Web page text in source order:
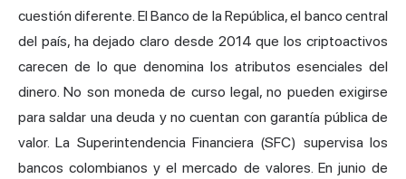
cuestión diferente. El Banco de la República, el banco central
del país, ha dejado claro desde 2014 que los criptoactivos
carecen de lo que denomina los atributos esenciales del
dinero. No son moneda de curso legal, no pueden exigirse
para saldar una deuda y no cuentan con garantía pública de
valor. La Superintendencia Financiera (SFC) supervisa los
bancos colombianos y el mercado de valores. En junio de